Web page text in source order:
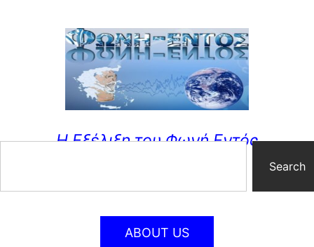
Η Εξέλιξη του Φωνή Εντός
Search
ABOUT US